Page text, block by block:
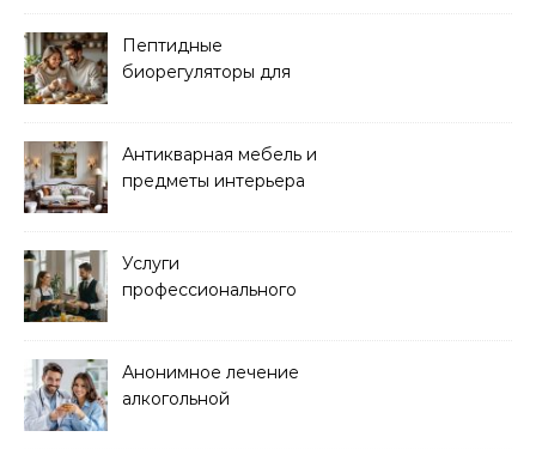
Пептидные
биорегуляторы для
Антикварная мебель и
предметы интерьера
Услуги
профессионального
формата
Анонимное лечение
алкогольной